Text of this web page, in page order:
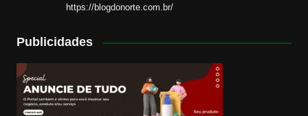
https://blogdonorte.com.br/
Publicidades